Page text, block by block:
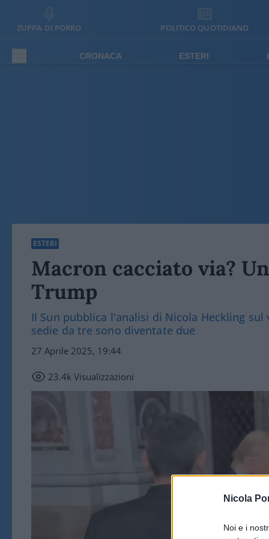
Nicola
Noi e i
ZUPPA DI PORRO POLITICO QUOTIDIANO
CRONACA ESTERI
ESTERI
Macron cacciato via?
Trump
Il Sun pubblica l'analisi di Nicola Heckling
sedie da tre sono diventate due
27 Aprile 2025, 19:44
23.4k Visualizzazioni